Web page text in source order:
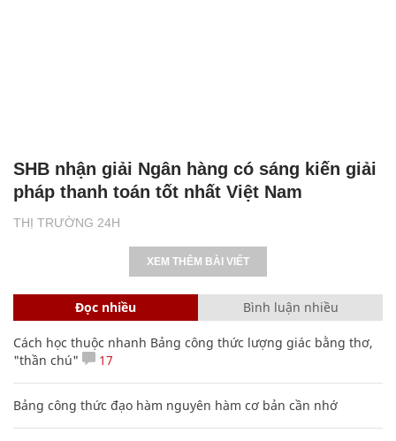
THỊ TRƯỜNG 24H
SHB nhận giải Ngân hàng có sáng kiến giải
pháp thanh toán tốt nhất Việt Nam
XEM THÊM BÀI VIẾT
Đọc nhiều Bình luận nhiều
Cách học thuộc nhanh Bảng công thức lượng giác bằng thơ,
"thần chú"
17
Bảng công thức đạo hàm nguyên hàm cơ bản cần nhớ